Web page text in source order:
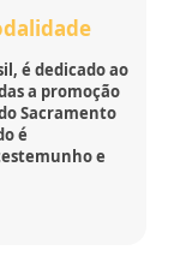
é dedicado ao
a promoção
Sacramento
é
e